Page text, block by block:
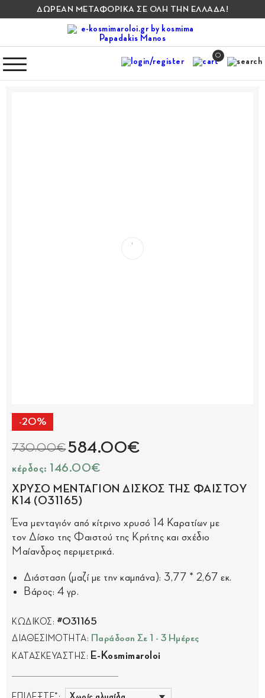
ΔΩΡΕΑΝ ΜΕΤΑΦΟΡΙΚΑ ΣΕ ΟΛΗ ΤΗΝ ΕΛΛΑΔΑ!
0
-20%
730.00€584.00€
κέρδος: 146.00€
ΧΡΥΣΟ ΜΕΝΤΑΓΙΟΝ ΔΙΣΚΟΣ ΤΗΣ ΦΑΙΣΤΟΥ
Κ14 (031165)
Ένα μενταγιόν από κίτρινο χρυσό 14 Καρατίων με
τον Δίσκο της Φαιστού της Κρήτης και σχέδιο
Μαίανδρος περιμετρικά.
Διάσταση (μαζί με την καμπάνα): 3,77 * 2,67 εκ.
Βάρος: 4 γρ.
ΚΩΔΙΚΟΣ: #031165
ΔΙΑΘΕΣΙΜΟΤΗΤΑ: Παράδοση Σε 1 - 3 Ημέρες
ΚΑΤΑΣΚΕΥΑΣΤΗΣ: E-Kosmimaroloi